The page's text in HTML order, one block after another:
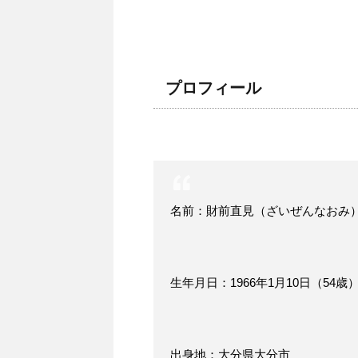
プロフィール
名前：財前直見（ざいぜんなおみ
生年月日：1966年1月10日（54歳
出身地：大分県大分市